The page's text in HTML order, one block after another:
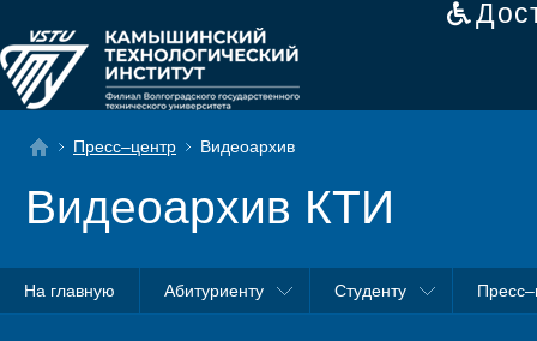
Пресс–центр Видеоархив
Видеоархив КТИ
На главную Абитуриенту Студенту